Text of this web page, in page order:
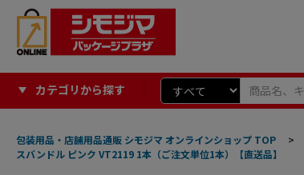
カテゴリから探す
包装用品・店舗用品通販 シモジマ オンラインショップ TOP >
スバンドル ピンク VT2119 1本（ご注文単位1本）【直送品】